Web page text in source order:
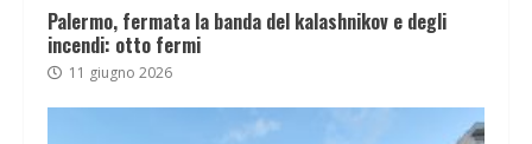
Palermo, fermata la banda del kalashnikov e degli
incendi: otto fermi
11 giugno 2026